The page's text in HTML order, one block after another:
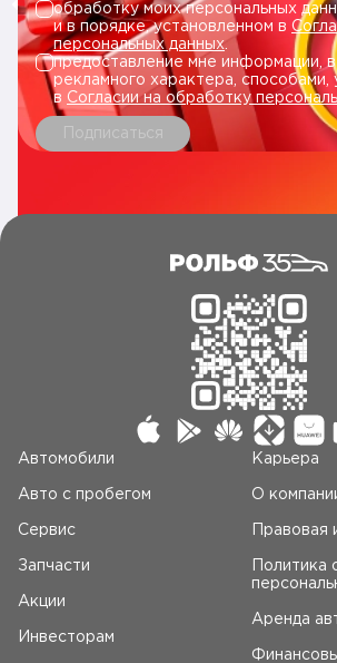
обработку моих персональных
и в порядке, установленном в
персональных данных.
предоставление мне информации,
рекламного характера, способами,
в Согласии на обработку
Подписаться
Автомобили
Авто c пробегом
Сервис
Запчасти
Акции
Инвесторам
Карьера
О
Правовая
Политика
Аренда